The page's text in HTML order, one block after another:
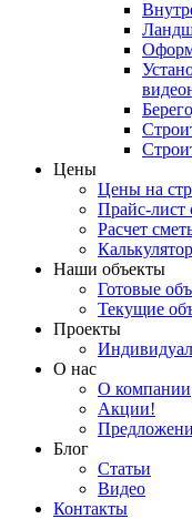
Цены
Цены на
Прайс-лист
Расчет
Калькулятор
Наши объекты
Готовые
Текущие
Проекты
О нас
О компании
Акции!
Блог
Статьи
Видео
Контакты